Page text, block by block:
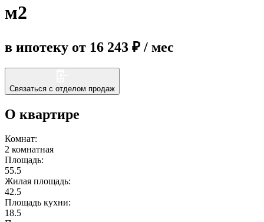
м2
в ипотеку от 16 243 ₽ / мес
Связаться с отделом продаж
О квартире
Комнат:
2 комнатная
Площадь:
55.5
Жилая площадь:
42.5
Площадь кухни:
18.5